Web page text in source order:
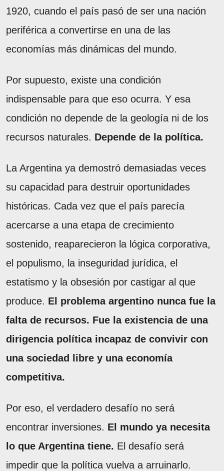
1920, cuando el país pasó de ser una nación
periférica a convertirse en una de las
economías más dinámicas del mundo.
Por supuesto, existe una condición
indispensable para que eso ocurra. Y esa
condición no depende de la geología ni de los
recursos naturales. Depende de la política.
La Argentina ya demostró demasiadas veces
su capacidad para destruir oportunidades
históricas. Cada vez que el país parecía
acercarse a una etapa de crecimiento
sostenido, reaparecieron la lógica corporativa,
el populismo, la inseguridad jurídica, el
estatismo y la obsesión por castigar al que
produce. El problema argentino nunca fue la
falta de recursos. Fue la existencia de una
dirigencia política incapaz de convivir con
una sociedad libre y una economía
competitiva.
Por eso, el verdadero desafío no será
encontrar inversiones. El mundo ya necesita
lo que Argentina tiene. El desafío será
impedir que la política vuelva a arruinarlo.